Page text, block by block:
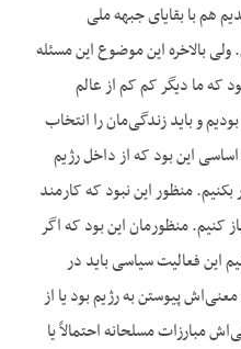
هم با بقایای جبهه ملی
بالاخره این موضوع این مسئله
که ما دیگر کم کم از عالم
و باید زندگی‌مان را انتخاب
این بود که از داخل رژیم
بکنیم. منظور این نبود که کارمند
کنیم. منظورمان این بود که اگر
این فعالیت سیاسی باید در
پیوستن به رژیم بود یا از
مبارزات مسلحانه احتمالاً یا